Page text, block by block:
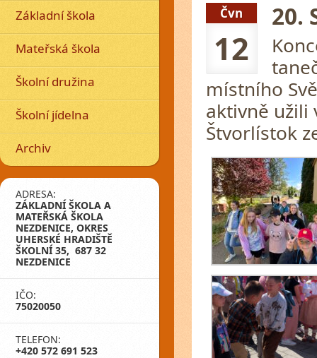
Čvn
12
20.
místního
aktivně užili
Štvorlístok
Základní škola
Mateřská škola
Školní družina
Školní jídelna
Archiv
ADRESA:
ZÁKLADNÍ ŠKOLA A
MATEŘSKÁ ŠKOLA
NEZDENICE, OKRES
UHERSKÉ HRADIŠTĚ
ŠKOLNÍ 35, 687 32
NEZDENICE
IČO:
75020050
TELEFON:
+420 572 691 523